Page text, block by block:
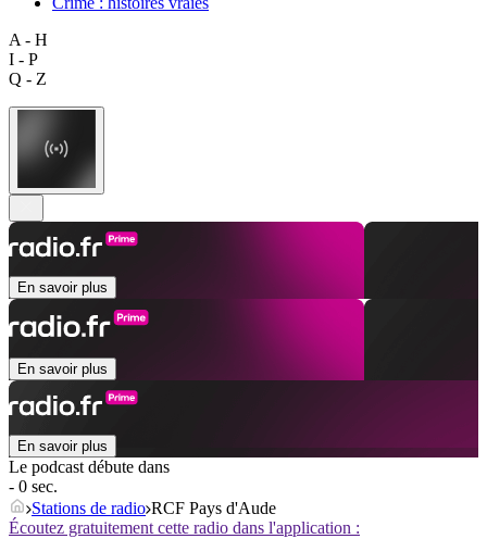
A - H
I - P
Q - Z
En savoir plus
En savoir plus
En savoir plus
Le podcast débute dans
- 0 sec.
Stations de radio RCF Pays d'Aude
Écoutez gratuitement cette radio dans l'application :